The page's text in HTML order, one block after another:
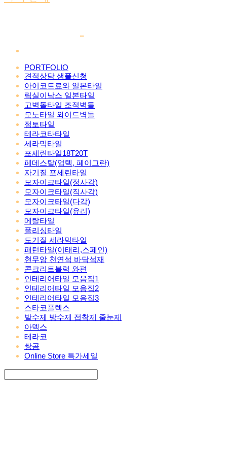
PORTFOLIO
견적상담 샘플신청
아이코트료와 일본타일
릭실이낙스 일본타일
고벽돌타일 조적벽돌
모노타일 와이드벽돌
점토타일
테라코타타일
세라믹타일
포세린타일18T20T
페데스탈(업텍, 페이그란)
자기질 포세린타일
모자이크타일(정사각)
모자이크타일(직사각)
모자이크타일(다각)
모자이크타일(유리)
메탈타일
폴리싱타일
도기질 세라믹타일
패턴타일(이태리,스페인)
현무암 천연석 바닥석재
콘크리트블럭 와편
인테리어타일 모음집1
인테리어타일 모음집2
인테리어타일 모음집3
스타코플렉스
발수제 방수제 접착제 줄눈제
아덱스
테라코
쌍곰
Online Store 특가세일